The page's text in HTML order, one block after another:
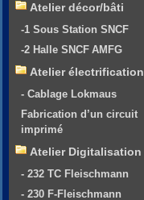
Atelier décor/bâti
-1 Sous Station SNCF
-2 Halle SNCF AMFG
Atelier électrification
- Cablage Lokmaus
Fabrication d’un circuit
imprimé
Atelier Digitalisation
- 232 TC Fleischmann
- 230 F-Fleischmann